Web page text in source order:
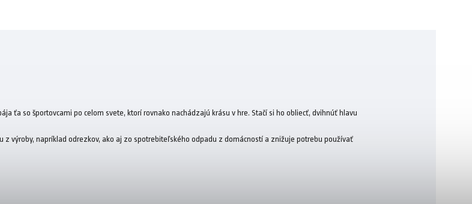
ťa so športovcami po celom svete, ktorí rovnako nachádzajú krásu v hre. Stačí si ho obliecť, dvihnúť hlavu
výroby, napríklad odrezkov, ako aj zo spotrebiteľského odpadu z domácností a znižuje potrebu používať